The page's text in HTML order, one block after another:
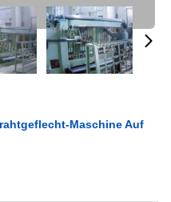
Maschine Auf